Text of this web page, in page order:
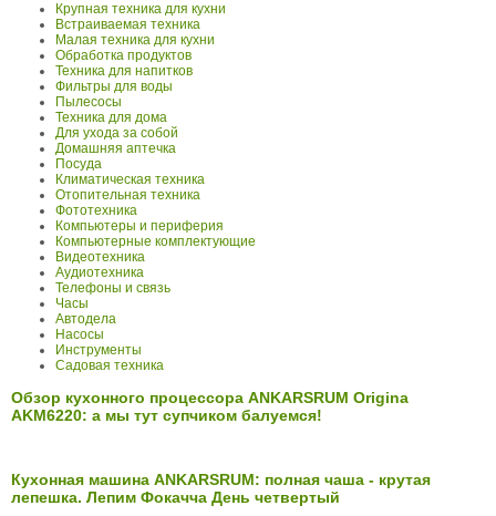
Крупная техника для кухни
Встраиваемая техника
Малая техника для кухни
Обработка продуктов
Техника для напитков
Фильтры для воды
Пылесосы
Техника для дома
Для ухода за собой
Домашняя аптечка
Посуда
Климатическая техника
Отопительная техника
Фототехника
Компьютеры и периферия
Компьютерные комплектующие
Видеотехника
Аудиотехника
Телефоны и связь
Часы
Автодела
Насосы
Инструменты
Садовая техника
Обзор кухонного процессора ANKARSRUM Origina
AKM6220: а мы тут супчиком балуемся!
Кухонная машина ANKARSRUM: полная чаша - крутая
лепешка. Лепим Фокачча День четвертый